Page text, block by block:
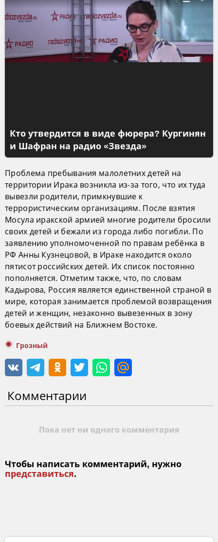
Кто утвердится в виде фюрера? Кургинян
и Шафран на радио «Звезда»
Проблема пребывания малолетних детей на
территории Ирака возникла из-за того, что их туда
вывезли родители, примкнувшие к
террористическим организациям. После взятия
Мосула иракской армией многие родители бросили
своих детей и бежали из города либо погибли. По
заявлению уполномоченной по правам ребёнка в
РФ Анны Кузнецовой, в Ираке находится около
пятисот российских детей. Их список постоянно
пополняется. Отметим также, что, по словам
Кадырова, Россия является единственной страной в
мире, которая занимается проблемой возвращения
детей и женщин, незаконно вывезенных в зону
боевых действий на Ближнем Востоке.
Грозный
Комментарии
Пока нет ни одного комментария
Чтобы написать комментарий, нужно
представиться.